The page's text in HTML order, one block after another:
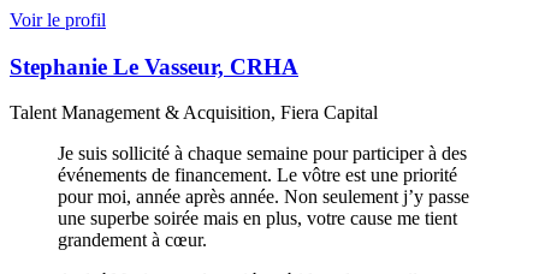
Voir le profil
Stephanie Le Vasseur, CRHA
Talent Management & Acquisition, Fiera Capital
Je suis sollicité à chaque semaine pour participer à des
événements de financement. Le vôtre est une priorité
pour moi, année après année. Non seulement j’y passe
une superbe soirée mais en plus, votre cause me tient
grandement à cœur.